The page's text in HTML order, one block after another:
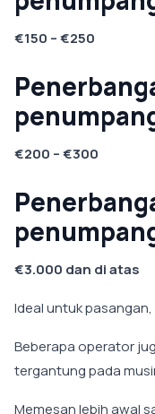
€150 – €250
€200 – €300
€3.000 dan di atas
Ideal untuk
Beberapa operator
tergantung pada
Memesan lebih awal